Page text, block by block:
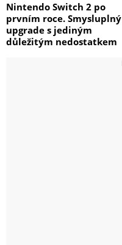
Nintendo Switch 2 po
prvním roce. Smysluplný
upgrade s jediným
důležitým nedostatkem